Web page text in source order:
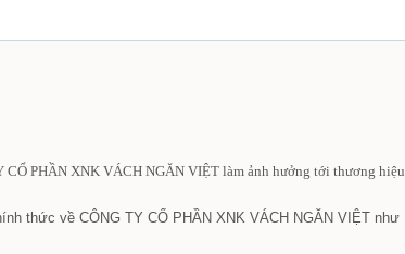
CỔ PHẦN XNK VÁCH NGĂN VIỆT làm ảnh hưởng tới thương hiệu
thức về CÔNG TY CỔ PHẦN XNK VÁCH NGĂN VIỆT như